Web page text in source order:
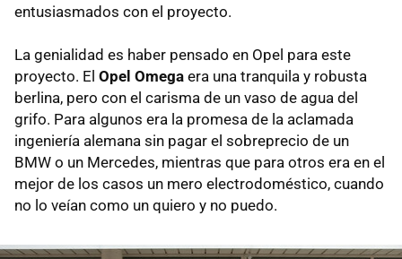
entusiasmados con el proyecto.
La genialidad es haber pensado en Opel para este
proyecto. El Opel Omega era una tranquila y robusta
berlina, pero con el carisma de un vaso de agua del
grifo. Para algunos era la promesa de la aclamada
ingeniería alemana sin pagar el sobreprecio de un
BMW o un Mercedes, mientras que para otros era en el
mejor de los casos un mero electrodoméstico, cuando
no lo veían como un quiero y no puedo.